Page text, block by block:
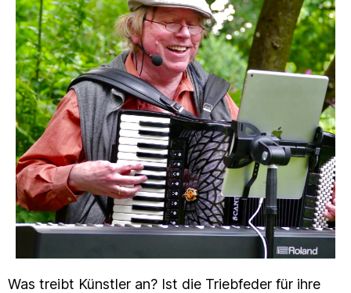
Was treibt Künstler an? Ist die Triebfeder für ihre